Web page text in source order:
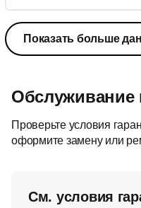
Показать больше
Обслуживание
Проверьте условия
оформите замену или
См. условия